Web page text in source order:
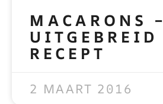
MACARONS –
UITGEBREID
RECEPT
2 MAART 2016